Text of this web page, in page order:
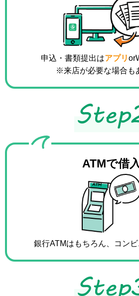
申込・書類提出はアプリ
※来店が必要な場合も
ATMで借入
銀行ATMはもちろん、 コン